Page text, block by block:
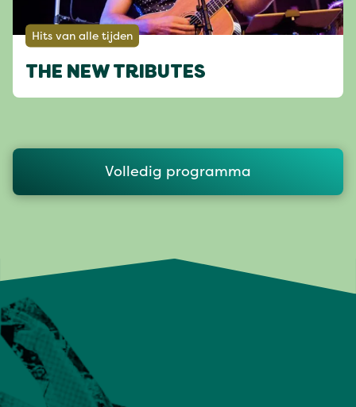
Hits van alle tijden
THE NEW TRIBUTES
Volledig programma